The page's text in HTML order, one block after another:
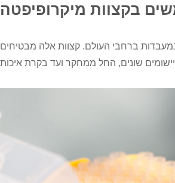
ברחבי העולם. קצוות אלה מבטיחים